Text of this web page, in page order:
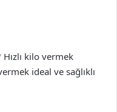
Hızlı kilo vermek
ideal ve sağlıklı